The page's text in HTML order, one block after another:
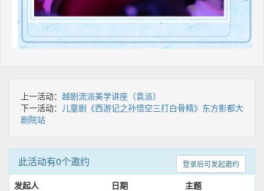
上一活动： 越剧流派美学讲座（袁派）
下一活动： 儿童剧《西游记之孙悟空三打白骨精》东方影都大
剧院站
登录后可发起邀约
此活动有0个邀约
发起人 日期 主题